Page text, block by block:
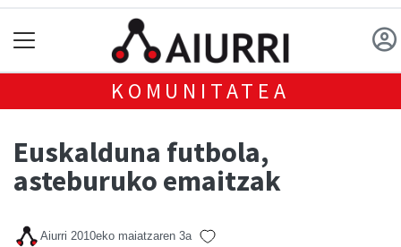
KOMUNITATEA
Euskalduna futbola,
asteburuko emaitzak
Aiurri 2010eko maiatzaren 3a